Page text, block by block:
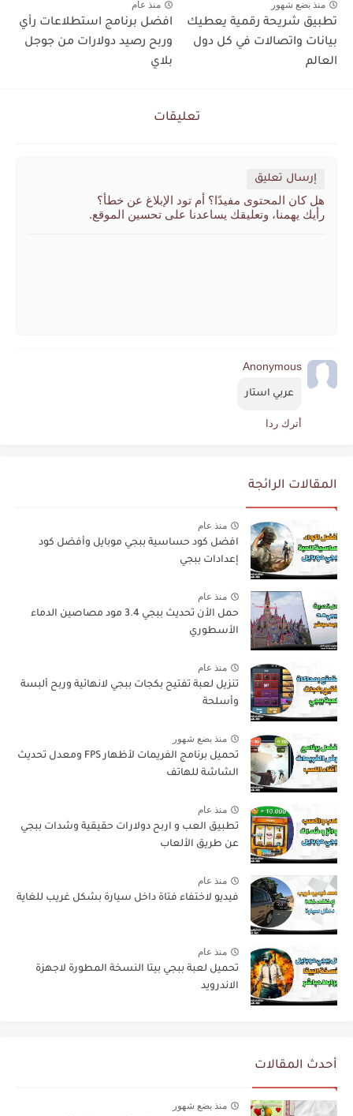
منذ بضع شهور
تطبيق شريحة رقمية يعطيك
بيانات واتصالات في كل دول
العالم
منذ عام
افضل برنامج استطلاعات رأي
وربح رصيد دولارات من جوجل
بلاي
تعليقات
إرسال تعليق
هل كان المحتوى مفيدًا؟ أم تود الإبلاغ عن خطأ؟
رأيك يهمنا، وتعليقك يساعدنا على تحسين الموقع.
Anonymous
عربي استار
أترك ردا
المقالات الرائجة
منذ عام
افضل كود حساسية ببجي موبايل وأفضل كود
إعدادات ببجي
منذ عام
حمل الأن تحديث ببجي 3.4 مود مصاصين الدماء
الأسطوري
منذ عام
تنزيل لعبة تفتيح بكجات ببجي لانهائية وربح ألبسة
وأسلحة
منذ بضع شهور
تحميل برنامج الفريمات لأظهار FPS ومعدل تحديث
الشاشة للهاتف
منذ عام
تطبيق العب و اربح دولارات حقيقية وشدات ببجي
عن طريق الألعاب
منذ عام
فيديو لاختفاء فتاة داخل سيارة بشكل غريب للغاية
منذ عام
تحميل لعبة ببجي بيتا النسخة المطورة لاجهزة
الاندرويد
أحدث المقالات
منذ بضع شهور